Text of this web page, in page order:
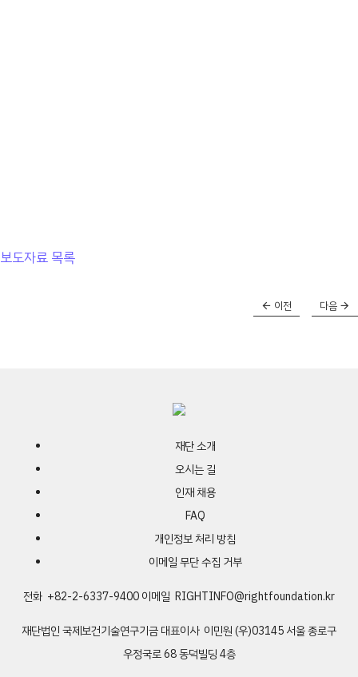
보도자료 목록
이전 다음
재단 소개
오시는 길
인재 채용
FAQ
개인정보 처리 방침
이메일 무단 수집 거부
전화 +82-2-6337-9400이메일 RIGHTINFO@rightfoundation.kr
재단법인 국제보건기술연구기금대표이사 이민원(우)03145 서울 종로구
우정국로 68 동덕빌딩 4층